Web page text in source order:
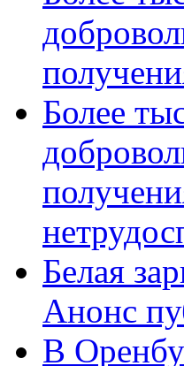
Более
Белая
Анонс
В